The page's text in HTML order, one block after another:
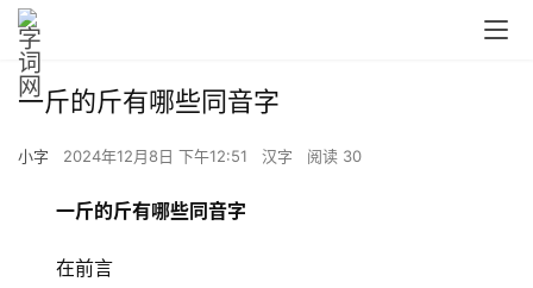
一斤的斤有哪些同音字
小字 2024年12月8日 下午12:51 汉字 阅读 30
一斤的斤有哪些同音字
在前言